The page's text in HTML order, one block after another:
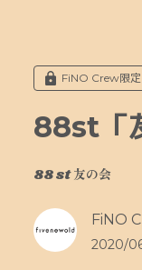
FiNO Crew限定
88st「
88 st 友の会
FiNO
2020/